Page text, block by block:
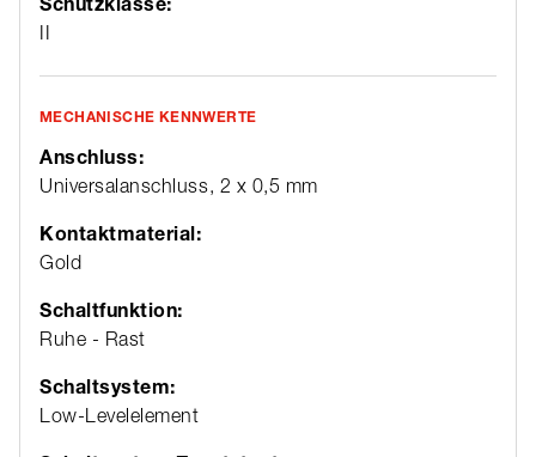
MECHANISCHE KENNWERTE
Anschluss:
Universalanschluss, 2 x 0,5 mm
Kontaktmaterial:
Gold
Schaltfunktion:
Ruhe - Rast
Schaltsystem:
Low-Levelelement